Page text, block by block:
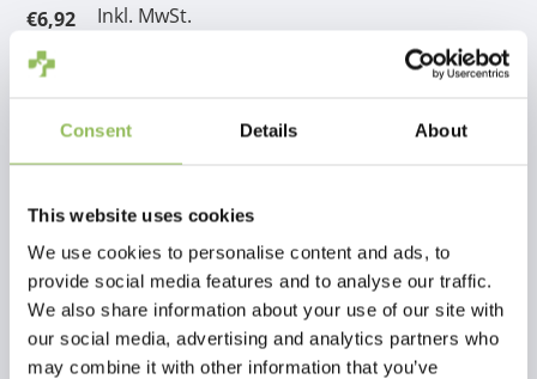
Consent Details About
This website uses cookies
We use cookies to personalise content and ads, to
provide social media features and to analyse our traffic.
We also share information about your use of our site with
our social media, advertising and analytics partners who
may combine it with other information that you’ve
€6,92
Inkl. MwSt.
Beschreibung
PlÃ¼schschwein mit Quietsche 20 cm
Bewertungen
This article has no reviews yet